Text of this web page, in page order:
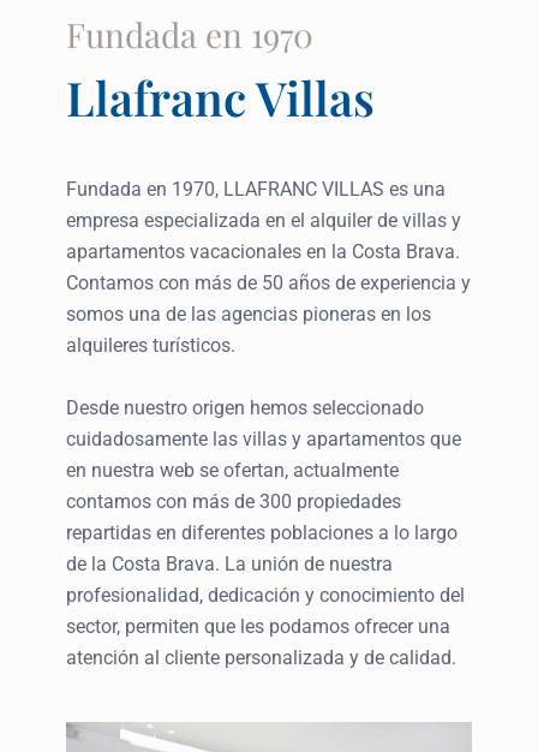
Fundada en 1970
Llafranc Villas
Fundada en 1970, LLAFRANC VILLAS es una
empresa especializada en el alquiler de villas y
apartamentos vacacionales en la Costa Brava.
Contamos con más de 50 años de experiencia y
somos una de las agencias pioneras en los
alquileres turísticos.
Desde nuestro origen hemos seleccionado
cuidadosamente las villas y apartamentos que
en nuestra web se ofertan, actualmente
contamos con más de 300 propiedades
repartidas en diferentes poblaciones a lo largo
de la Costa Brava. La unión de nuestra
profesionalidad, dedicación y conocimiento del
sector, permiten que les podamos ofrecer una
atención al cliente personalizada y de calidad.